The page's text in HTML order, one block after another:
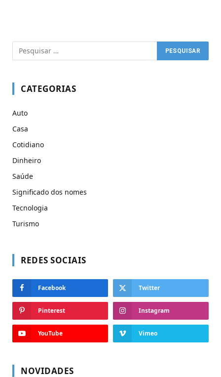
CATEGORIAS
Auto
Casa
Cotidiano
Dinheiro
Saúde
Significado dos nomes
Tecnologia
Turismo
REDES SOCIAIS
Facebook Twitter
Pinterest Instagram
YouTube Vimeo
NOVIDADES